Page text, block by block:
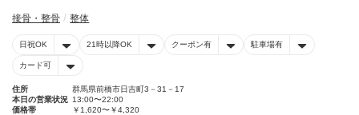
接骨・整骨 整体
日祝OK 21時以降OK クーポン有 駐車場有
カード可
住所
群馬県前橋市日吉町3－31－17
本日の営業状況 13:00〜22:00
価格帯
￥1,620〜￥4,320